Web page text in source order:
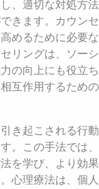
、適切な対処方法
きます。カウンセ
めるために必要な
リングは、ソーシ
の向上にも役立ち
互作用するための
き起こされる行動
。この手法では、
を学び、より効果
心理療法は、個人